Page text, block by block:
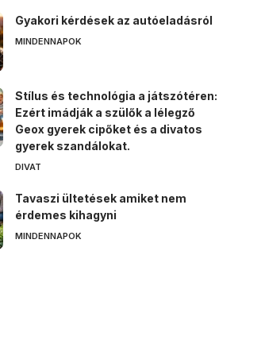
Gyakori kérdések az autóeladásról
MINDENNAPOK
Stílus és technológia a játszótéren:
Ezért imádják a szülők a lélegző
Geox gyerek cipőket és a divatos
gyerek szandálokat.
DIVAT
Tavaszi ültetések amiket nem
érdemes kihagyni
MINDENNAPOK